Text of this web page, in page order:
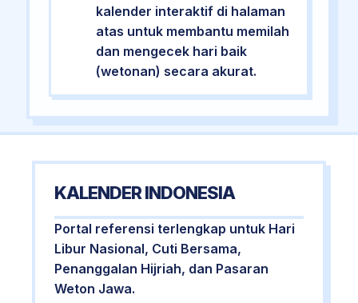
kalender interaktif di halaman
atas untuk membantu memilah
dan mengecek hari baik
(wetonan) secara akurat.
KALENDER INDONESIA
Portal referensi terlengkap untuk Hari
Libur Nasional, Cuti Bersama,
Penanggalan Hijriah, dan Pasaran
Weton Jawa.